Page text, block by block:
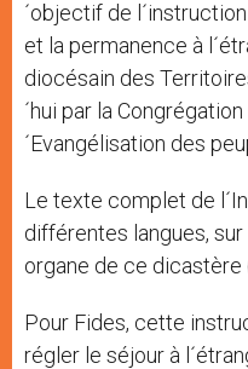
´objectif de
et la permanence à
diocésain des
´hui par la Congrégation
´Evangélisation des
Le texte complet de
différentes langues,
organe de ce
Pour Fides, cette
régler le séjour à